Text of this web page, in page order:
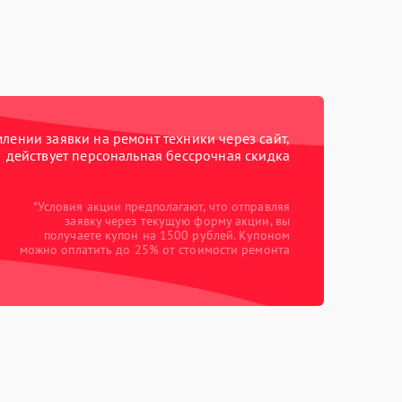
заявки на ремонт техники через сайт,
действует персональная бессрочная скидка
*Условия акции предполагают, что отправляя
заявку через текущую форму акции, вы
получаете купон на 1500 рублей. Купоном
можно оплатить до 25% от стоимости ремонта